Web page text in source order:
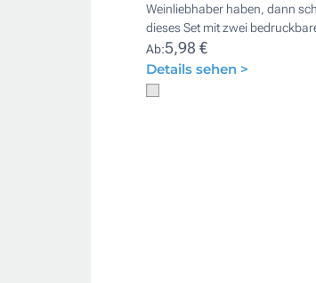
Weinliebhaber haben, dann
dieses Set mit zwei
Ab:5,98 €
Details sehen >